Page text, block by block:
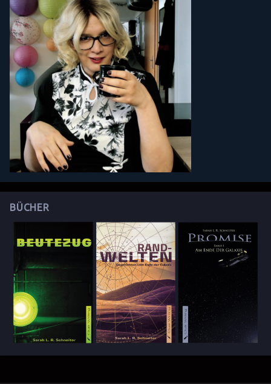
BÜCHER